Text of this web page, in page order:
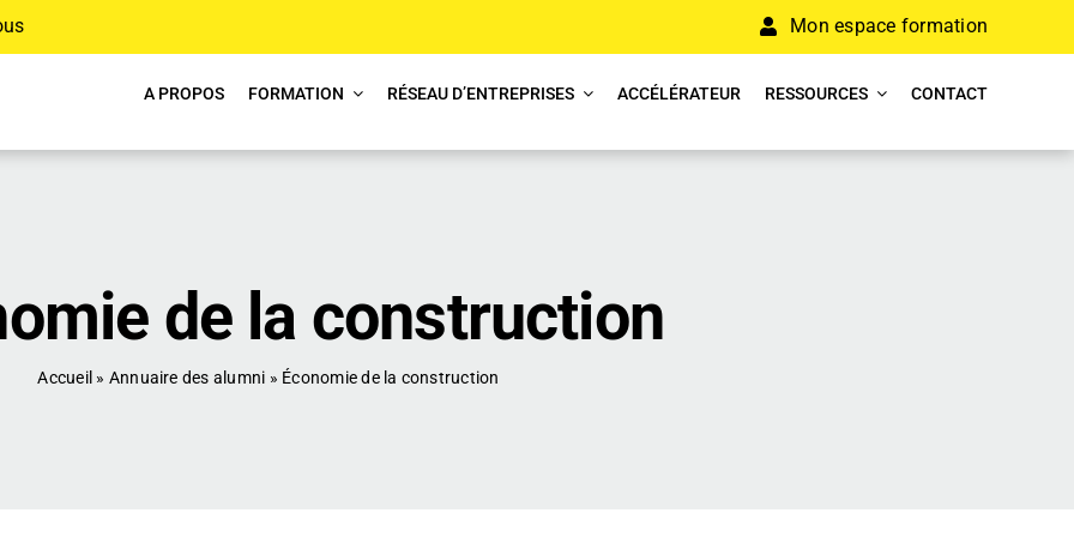
Mon espace formation
A PROPOS FORMATION RÉSEAU D’ENTREPRISES ACCÉLÉRATEUR RESSOURCES CONTACT
de la construction
Accueil » Annuaire des alumni » Économie de la construction